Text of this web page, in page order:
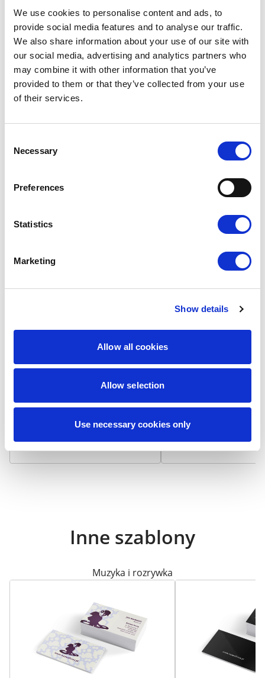
We use cookies to personalise content and ads, to
provide social media features and to analyse our traffic.
We also share information about your use of our site with
our social media, advertising and analytics partners who
may combine it with other information that you’ve
provided to them or that they’ve collected from your use
of their services.
Selection
Necessary
Preferences
Statistics
Marketing
Show details
Allow all cookies
Allow selection
Use necessary cookies only
Dopasuj wykończenie do
swojego projektu
Możesz dobrać do projektu matowe lub błyszczące
wykończenie — każde z nich inaczej podkreśla kolory i
Wizytówka na papierze 300
g/m² z matowym laminatem,
zapewnia niepalcującą się
zwiększa trwałość i chroni przed
+7,90 zł / 100 szt.
Laminat
g/m² pokryta
laminatem, który
bardziej odporna na
żywotność.
+7,90 zł / 100 szt.
Inne szablony
Muzyka i rozrywka